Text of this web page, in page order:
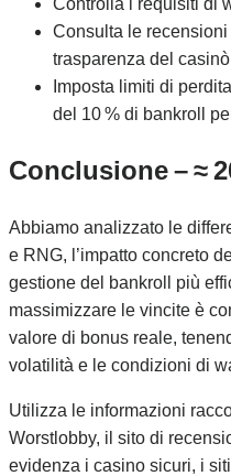
Consulta le
trasparenza del
Imposta limiti di
del 10 % di bankroll
Conclusione – ≈
Abbiamo analizzato le
e RNG, l’impatto concreto
gestione del bankroll più
massimizzare le vincite è
valore di bonus reale,
volatilità e le condizioni di
Utilizza le informazioni
Worstlobby, il sito di
evidenza i casino sicuri, i